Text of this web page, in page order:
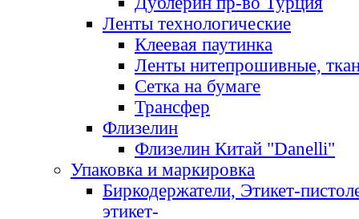
Ленты технологические
Клеевая паутинка
Ленты нитепрошивные,
Сетка на бумаге
Трансфер
Флизелин
Флизелин Китай "Danelli"
Упаковка и маркировка
Биркодержатели, Этикет-
этикет-